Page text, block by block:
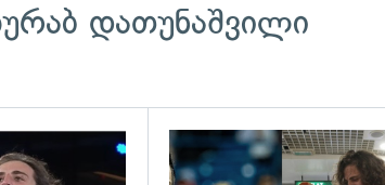
დათუნაშვილი
გადახედვა